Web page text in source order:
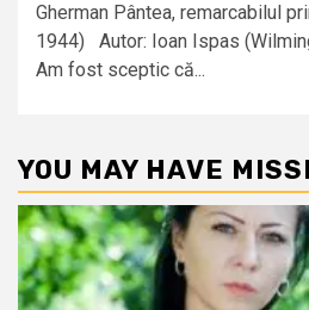
Gherman Pântea, remarcabilul
1944) Autor: Ioan Ispas
Am fost sceptic că...
YOU MAY HAVE